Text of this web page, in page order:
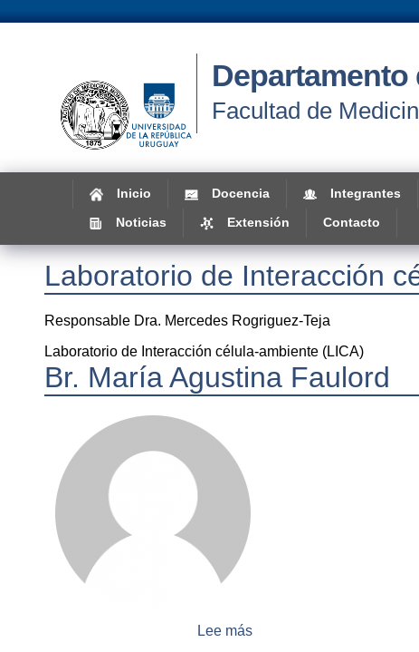
Departamento
Facultad de
Inicio Docencia Integrantes
Noticias Extensión Contacto
Laboratorio de Interacción
Responsable Dra. Mercedes Rogriguez-Teja
Laboratorio de Interacción célula-ambiente (LICA)
Br. María Agustina Faulord
Lee mássobre